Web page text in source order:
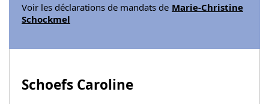
Voir les déclarations de mandats de Marie-Christine
Schockmel
Schoefs Caroline